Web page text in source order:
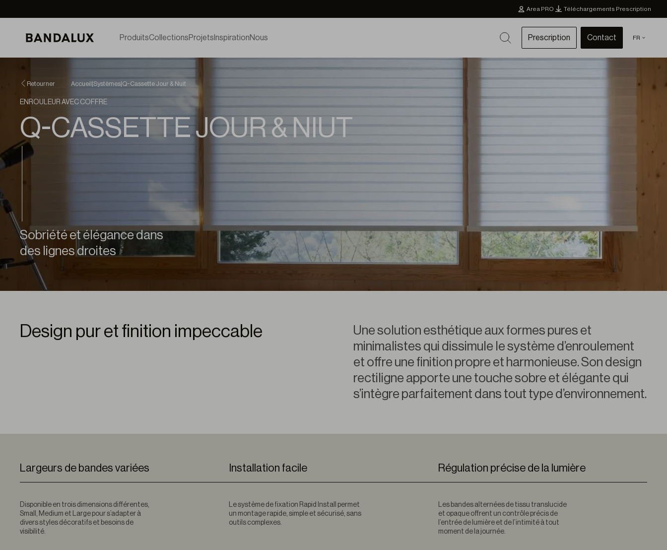
Area PRO Téléchargements Prescription
ProduitsCollectionsProjets InspirationNous Prescription Contact FR
Retourner Accueil Systèmes Q-Cassette Jour & Nuit
ENROULEUR AVEC COFFRE
Q-CASSETTE JOUR & NIUT
Sobriété et élégance dans
des lignes droites
Design pur et finition impeccable
Une solution esthétique aux formes pures et
minimalistes qui dissimule le système d’enroulement
et offre une finition propre et harmonieuse. Son design
rectiligne apporte une touche sobre et élégante qui
s’intègre parfaitement dans tout type d’environnement.
Largeurs de bandes variées
Disponible en trois dimensions différentes,
Small, Medium et Large pour s’adapter à
divers styles décoratifs et besoins de
visibilité.
Installation facile
Le système de fixation Rapid Install permet
un montage rapide, simple et sécurisé, sans
outils complexes.
Régulation précise de la lumière
Les bandes alternées de tissu translucide
et opaque offrent un contrôle précis de
l’entrée de lumière et de l’intimité à tout
moment de la journée.